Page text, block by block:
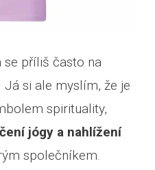
se příliš často na
Já si ale myslím, že je
spirituality,
jógy a nahlížení
společníkem.